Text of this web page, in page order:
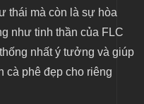
thái mà còn là sự hòa
như tinh thần của FLC
nhất ý tưởng và giúp
cà phê đẹp cho riêng